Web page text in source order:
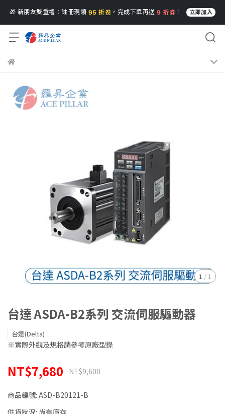
🎁 新朋友雙重禮：註冊現領 95 折卷 ，完成下單再送9 折券 ！ 立即加入
1 /1
台達 ASDA-B2系列 交流伺服驅動器
台達(Delta)
※實際外觀及規格請參考原廠型錄
NT$7,680 NT$9,600
商品編號: ASD-B20121-B